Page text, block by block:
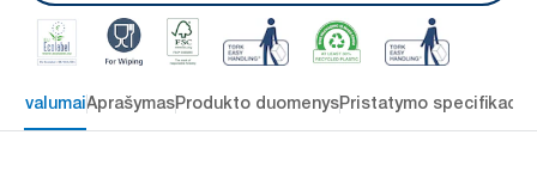
AprašymasProdukto duomenysPristatymo